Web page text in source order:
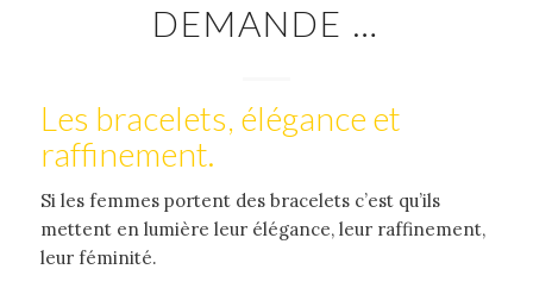
DEMANDE …
Les bracelets, élégance et
raffinement.
Si les femmes portent des bracelets c’est qu’ils
mettent en lumière leur élégance, leur raffinement,
leur féminité.